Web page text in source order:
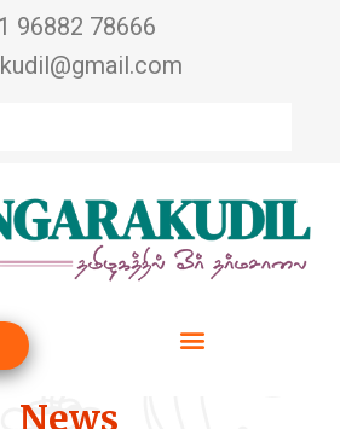
96882 78666
News